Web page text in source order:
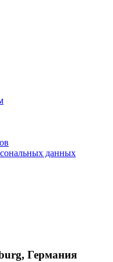
данных
Германия